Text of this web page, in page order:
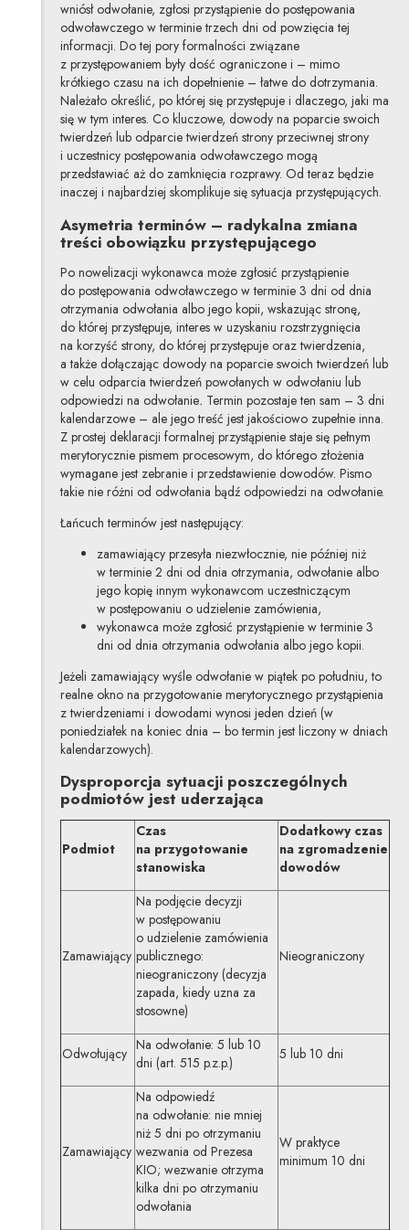
wniósł odwołanie, zgłosi przystąpienie do postępowania
odwoławczego w terminie trzech dni od powzięcia tej
informacji. Do tej pory formalności związane
z przystępowaniem były dość ograniczone i – mimo
krótkiego czasu na ich dopełnienie – łatwe do dotrzymania.
Należało określić, po której się przystępuje i dlaczego, jaki ma
się w tym interes. Co kluczowe, dowody na poparcie swoich
twierdzeń lub odparcie twierdzeń strony przeciwnej strony
i uczestnicy postępowania odwoławczego mogą
przedstawiać aż do zamknięcia rozprawy. Od teraz będzie
inaczej i najbardziej skomplikuje się sytuacja przystępujących.
Asymetria terminów – radykalna zmiana
treści obowiązku przystępującego
Po nowelizacji wykonawca może zgłosić przystąpienie
do postępowania odwoławczego w terminie 3 dni od dnia
otrzymania odwołania albo jego kopii, wskazując stronę,
do której przystępuje, interes w uzyskaniu rozstrzygnięcia
na korzyść strony, do której przystępuje oraz twierdzenia,
a także dołączając dowody na poparcie swoich twierdzeń lub
w celu odparcia twierdzeń powołanych w odwołaniu lub
odpowiedzi na odwołanie. Termin pozostaje ten sam – 3 dni
kalendarzowe – ale jego treść jest jakościowo zupełnie inna.
Z prostej deklaracji formalnej przystąpienie staje się pełnym
merytorycznie pismem procesowym, do którego złożenia
wymagane jest zebranie i przedstawienie dowodów. Pismo
takie nie różni od odwołania bądź odpowiedzi na odwołanie.
Łańcuch terminów jest następujący:
zamawiający przesyła niezwłocznie, nie później niż
w terminie 2 dni od dnia otrzymania, odwołanie albo
jego kopię innym wykonawcom uczestniczącym
w postępowaniu o udzielenie zamówienia,
wykonawca może zgłosić przystąpienie w terminie 3
dni od dnia otrzymania odwołania albo jego kopii.
Jeżeli zamawiający wyśle odwołanie w piątek po południu, to
realne okno na przygotowanie merytorycznego przystąpienia
z twierdzeniami i dowodami wynosi jeden dzień (w
poniedziałek na koniec dnia – bo termin jest liczony w dniach
kalendarzowych).
Dysproporcja sytuacji poszczególnych
podmiotów jest uderzająca
Podmiot
Czas
na przygotowanie
stanowiska
Dodatkowy czas
na zgromadzenie
dowodów
Zamawiający
Na podjęcie decyzji
w postępowaniu
o udzielenie zamówienia
publicznego:
nieograniczony (decyzja
zapada, kiedy uzna za
stosowne)
Nieograniczony
Odwołujący Na odwołanie: 5 lub 10
dni (art. 515 p.z.p.)
5 lub 10 dni
Zamawiający
Na odpowiedź
na odwołanie: nie mniej
niż 5 dni po otrzymaniu
wezwania od Prezesa
KIO; wezwanie otrzyma
kilka dni po otrzymaniu
odwołania
W praktyce
minimum 10 dni